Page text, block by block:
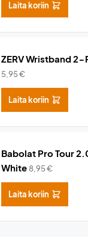
Laita koriin
ZERV Wristband
5,95€
Laita koriin
Babolat Pro Tour
White 8,95€
Laita koriin